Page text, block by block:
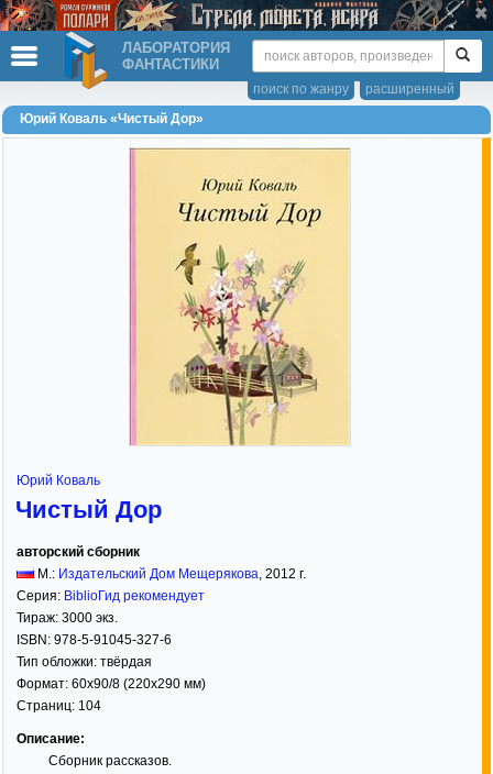
ЛАБОРАТОРИЯ
ФАНТАСТИКИ
расширенный
поиск по жанру
Юрий Коваль «Чистый Дор»
Юрий Коваль
Чистый Дор
авторский сборник
М.: Издательский Дом Мещерякова, 2012 г.
Серия: BiblioГид рекомендует
Тираж: 3000 экз.
ISBN: 978-5-91045-327-6
Тип обложки: твёрдая
Формат: 60x90/8 (220x290 мм)
Страниц: 104
Описание:
Сборник рассказов.